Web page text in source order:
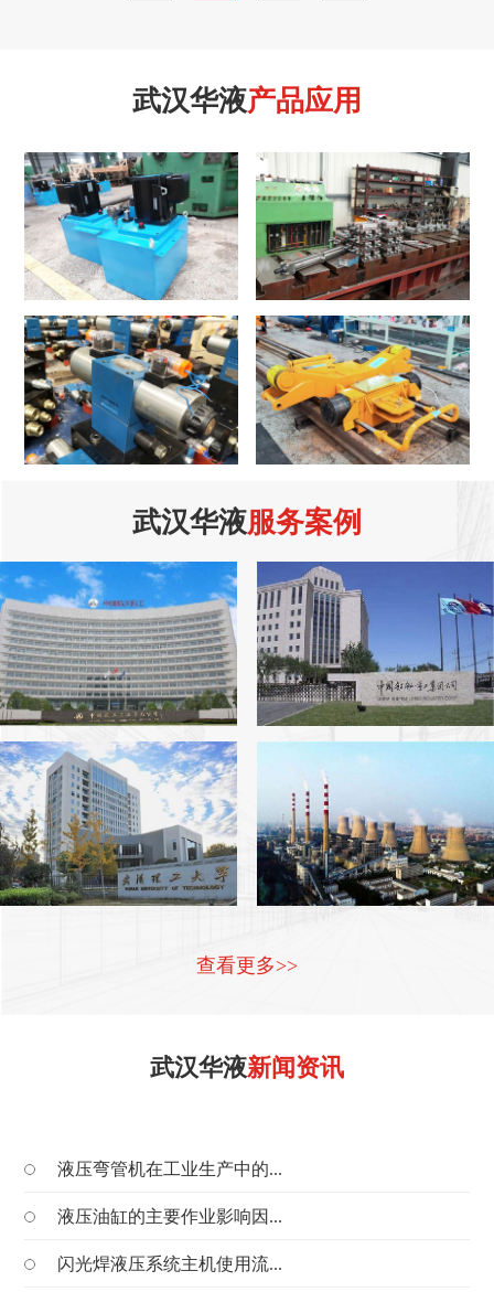
武汉华液产品应用
武汉华液服务案例
查看更多>>
武汉华液新闻资讯
液压弯管机在工业生产中的...
液压油缸的主要作业影响因...
闪光焊液压系统主机使用流...